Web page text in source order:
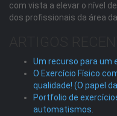
com vista a elevar o nível
dos profissionais da área
Um recurso para um
O Exercício Físico
qualidade! (O papel
Portfolio de
automatismos.